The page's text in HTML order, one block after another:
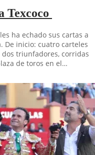
Texcoco
ha echado sus cartas a
De inicio: cuatro carteles
triunfadores, corridas
de toros en el…